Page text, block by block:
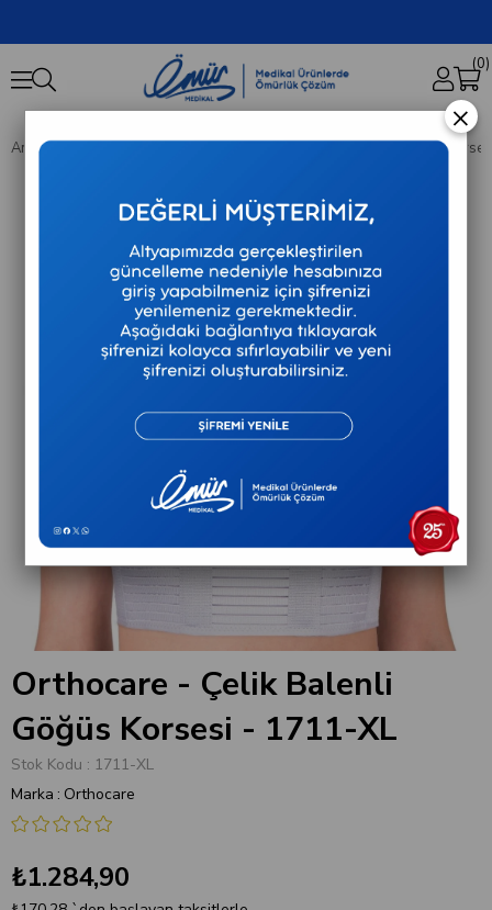
0
Anasayfa Ortopedik Destekler Orthocare - Çelik Balenli Göğüs
Orthocare - Çelik Balenli
Göğüs Korsesi - 1711-XL
Stok Kodu
1711-XL
Marka : Orthocare
₺1.284,90
×